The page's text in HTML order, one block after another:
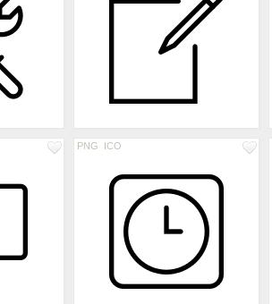
PNG ICO